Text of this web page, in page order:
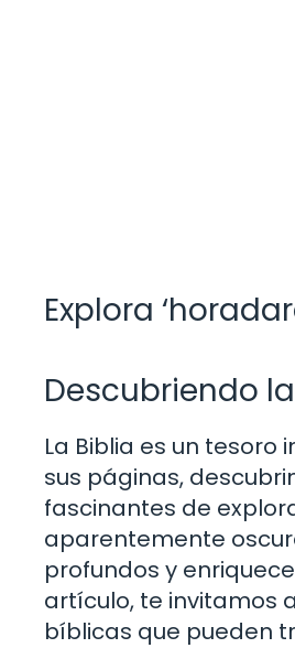
Explora
Descubriendo
La Biblia es un
sus páginas,
fascinantes de
aparentemente
profundos y
artículo, te invitamos
bíblicas que pueden